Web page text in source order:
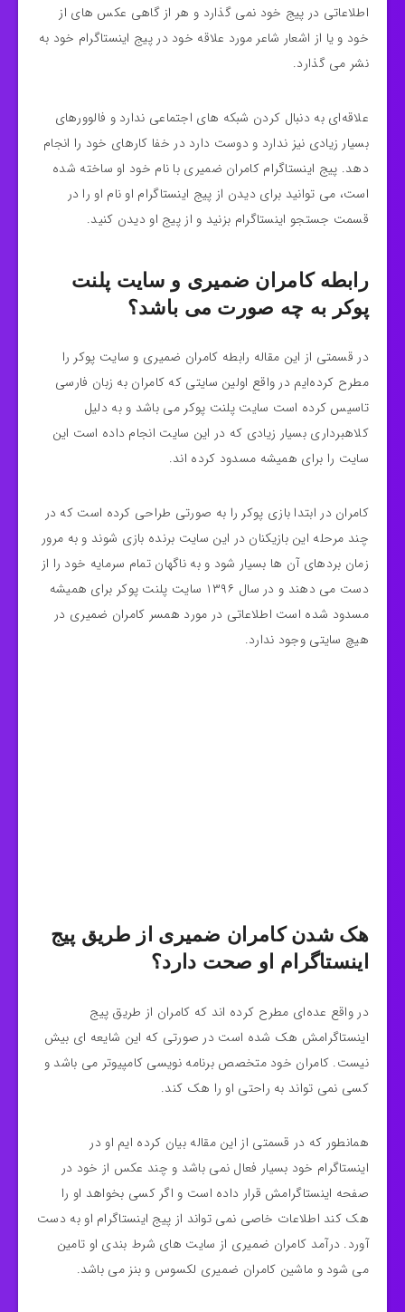
اطلاعاتی در پیج خود نمی گذارد و هر از گاهی عکس های از
خود و یا از اشعار شاعر مورد علاقه خود در پیج اینستاگرام خود به
نشر می‌ گذارد.
علاقه‌ای به دنبال کردن شبکه های اجتماعی ندارد و فالوورهای
بسیار زیادی نیز ندارد و دوست دارد در خفا کارهای خود را انجام
دهد. پیج اینستاگرام کامران ضمیری با نام خود او ساخته شده
است، می توانید برای دیدن از پیج اینستاگرام او نام او را در
قسمت جستجو اینستاگرام بزنید و از پیج او دیدن کنید.
رابطه کامران ضمیری و سایت پلنت
پوکر به چه صورت می باشد؟
در قسمتی از این مقاله رابطه کامران ضمیری و سایت پوکر را
مطرح کرده‌ایم در واقع اولین سایتی که کامران به زبان فارسی
تاسیس کرده است سایت پلنت پوکر می باشد و به‌ دلیل
کلاهبرداری بسیار زیادی که در این سایت انجام داده است این
سایت را برای همیشه مسدود کرده اند.
کامران در ابتدا بازی پوکر را به صورتی طراحی کرده است که در
چند مرحله این بازیکنان در این سایت برنده بازی شوند و به مرور
زمان بردهای آن ها بسیار شود و به ناگهان تمام سرمایه خود را از
دست می دهند و در سال ۱۳۹۶ سایت پلنت پوکر برای همیشه
مسدود شده است اطلاعاتی در مورد همسر کامران ضمیری در
هیچ سایتی وجود ندارد.
هک شدن کامران ضمیری از طریق پیج
اینستاگرام او صحت دارد؟
در واقع عده‌ای مطرح کرده اند که کامران از طریق پیج
اینستاگرامش هک شده است در صورتی که این شایعه ای بیش
نیست. کامران خود متخصص برنامه نویسی کامپیوتر می باشد و
کسی نمی‌ تواند به راحتی او را هک کند.
همانطور که در قسمتی از این مقاله بیان کرده ایم او در
اینستاگرام خود بسیار فعال نمی باشد و چند عکس از خود در
صفحه اینستاگرامش قرار داده است و اگر کسی بخواهد او را
هک کند اطلاعات خاصی نمی تواند از پیج اینستاگرام او به دست
آورد. درآمد کامران ضمیری از سایت های شرط بندی او تامین
می شود و ماشین کامران ضمیری لکسوس و بنز می باشد.